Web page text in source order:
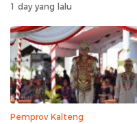
Penanganan Karhutla
1 day yang lalu
Pemprov Kalteng